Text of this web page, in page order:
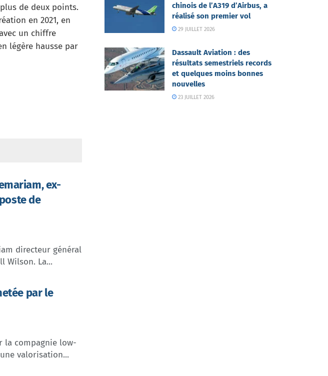
de deux points.
en 2021, en
un chiffre
légère hausse par
ex-
de
directeur général
Wilson. La...
par le
la compagnie low-
valorisation...
chinois de l’A319 d’Airbus, a
réalisé son premier vol
29 JUILLET 2026
Dassault Aviation : des
résultats semestriels records
et quelques moins bonnes
nouvelles
23 JUILLET 2026